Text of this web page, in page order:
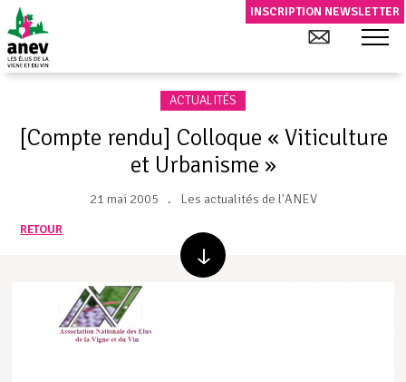
INSCRIPTION NEWSLETTER
ACTUALITÉS
[Compte rendu] Colloque « Viticulture
et Urbanisme »
21 mai 2005 Les actualités de l'ANEV
RETOUR